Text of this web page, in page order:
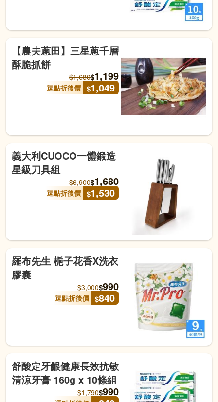
【農夫蔥田】三星蔥千層
酥脆抓餅
$1,680$1,199
逗點折後價 $1,049
義大利CUOCO一體鍛造
星級刀具組
$6,900$1,680
逗點折後價 $1,530
羅布先生 梔子花香X洗衣
膠囊
$3,000$990
逗點折後價 $840
舒酸定牙齦健康長效抗敏
清涼牙膏 160g x 10條組
$1,790$990